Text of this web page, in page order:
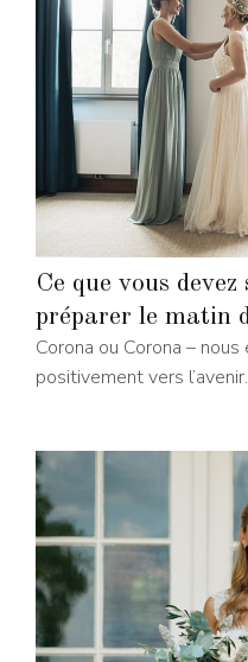
Ce que vous
préparer le matin
Corona ou Corona –
positivement vers